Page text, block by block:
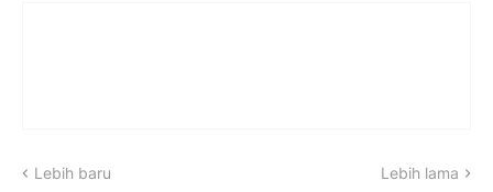
Lebih baru Lebih lama